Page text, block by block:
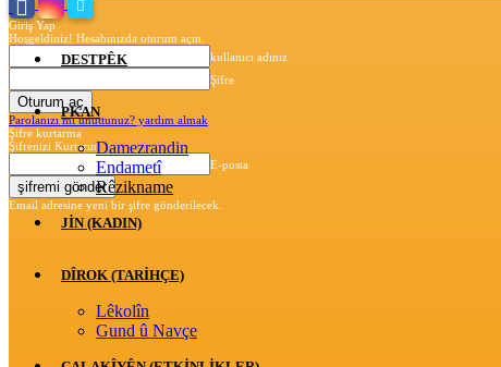
Giriş Yap
Hoşgeldiniz! Hesabınızda oturum açın.
kullanıcı adınız
Şifre
Parolanızı mı unuttunuz? yardım almak
Şifre kurtarma
Şifrenizi Kurtarın
E-posta
Email adresine yeni bir şifre gönderilecek.
DESTPÊK
PKAN
Damezrandin
Endametî
Rêzikname
JİN (KADIN)
DÎROK (TARİHÇE)
Lêkolîn
Gund û Navçe